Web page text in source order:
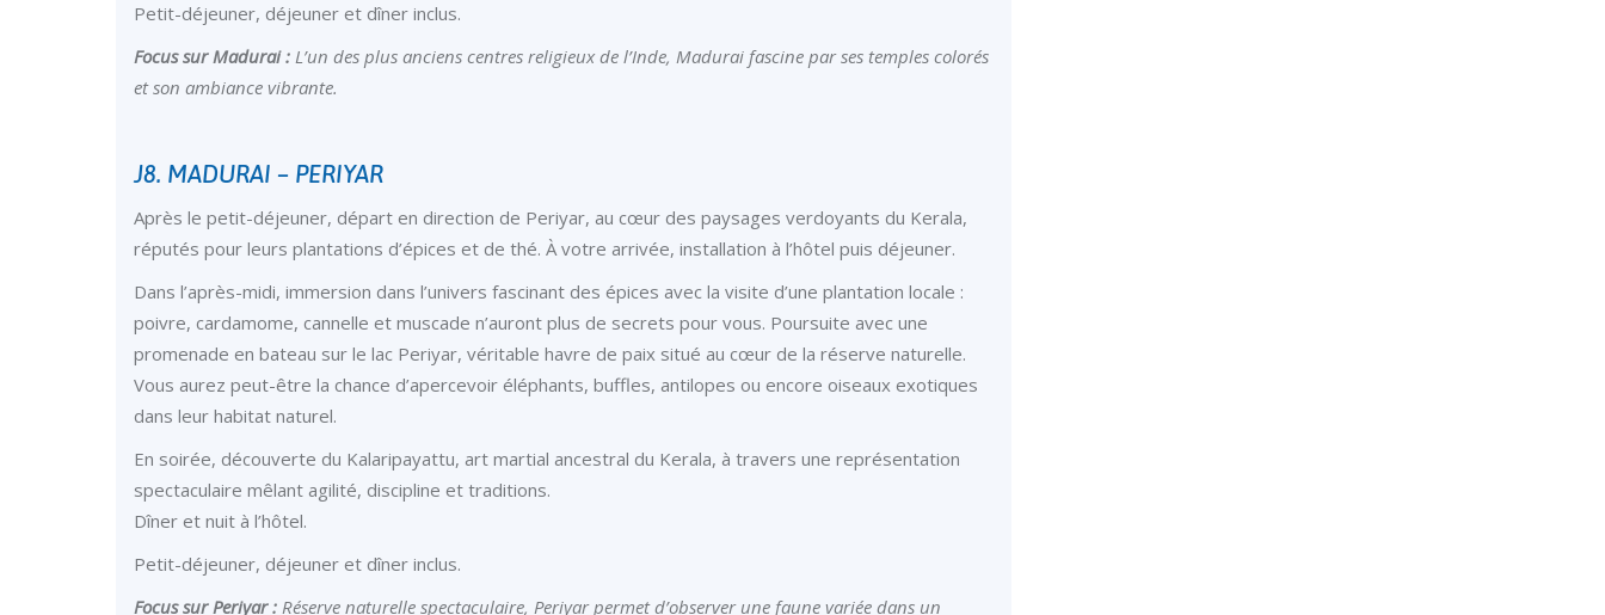
Petit-déjeuner, déjeuner et dîner inclus.
Focus sur Madurai : L’un des plus anciens centres religieux de l’Inde, Madurai fascine par ses temples colorés
et son ambiance vibrante.
J8. MADURAI – PERIYAR
Après le petit-déjeuner, départ en direction de Periyar, au cœur des paysages verdoyants du Kerala,
réputés pour leurs plantations d’épices et de thé. À votre arrivée, installation à l’hôtel puis déjeuner.
Dans l’après-midi, immersion dans l’univers fascinant des épices avec la visite d’une plantation locale :
poivre, cardamome, cannelle et muscade n’auront plus de secrets pour vous. Poursuite avec une
promenade en bateau sur le lac Periyar, véritable havre de paix situé au cœur de la réserve naturelle.
Vous aurez peut-être la chance d’apercevoir éléphants, buffles, antilopes ou encore oiseaux exotiques
dans leur habitat naturel.
En soirée, découverte du Kalaripayattu, art martial ancestral du Kerala, à travers une représentation
spectaculaire mêlant agilité, discipline et traditions.
Dîner et nuit à l’hôtel.
Petit-déjeuner, déjeuner et dîner inclus.
Focus sur Periyar : Réserve naturelle spectaculaire, Periyar permet d’observer une faune variée dans un